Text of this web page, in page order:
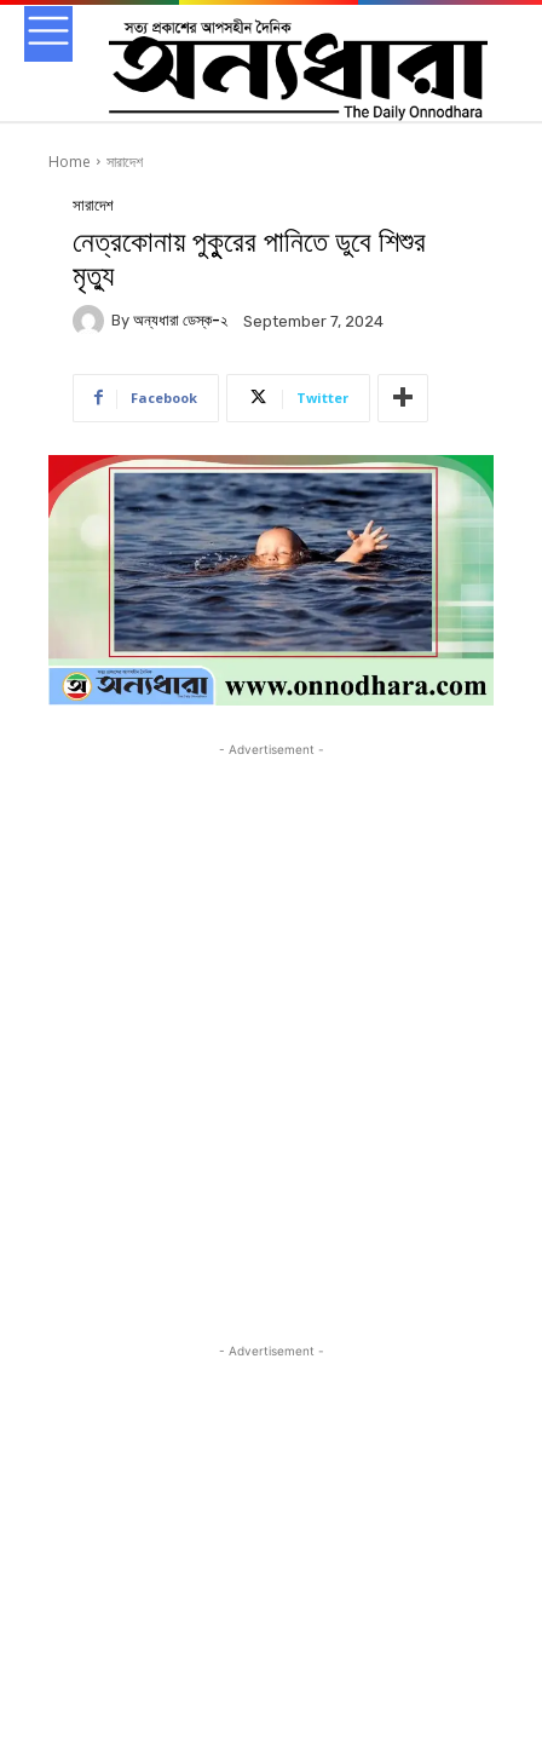
Home সারাদেশ
সারাদেশ
নেত্রকোনায় পুকুুুরের পানিতে ডুবে শিশুর
মৃত্যু
By অন্যধারা ডেস্ক-২ September 7, 2024
Facebook Twitter
- Advertisement -
- Advertisement -